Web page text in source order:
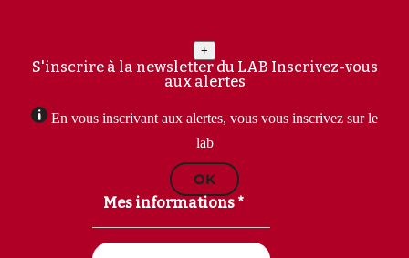
+
S'inscrire à la newsletter du LAB Inscrivez-vous
aux alertes
En vous inscrivant aux alertes, vous vous inscrivez sur le
lab
OK
Mes informations *